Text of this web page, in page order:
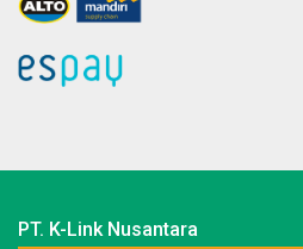
PT. K-Link Nusantara